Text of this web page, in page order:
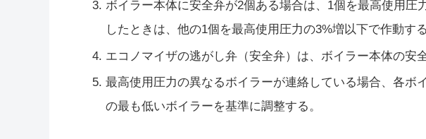
ボイラー本体に安全弁が2個ある場合は、1個を最高使用圧
したときは、他の1個を最高使用圧力の3%増以下で作動す
エコノマイザの逃がし弁（安全弁）は、ボイラー本体の安
最高使用圧力の異なるボイラーが連絡している場合、各ボ
の最も低いボイラーを基準に調整する。